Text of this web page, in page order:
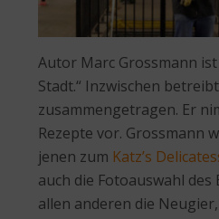
Autor Marc Grossmann
Stadt.“ Inzwischen
zusammengetragen. Er
Rezepte vor. Grossmann
jenen zum Katz’s
auch die Fotoauswahl
allen anderen die